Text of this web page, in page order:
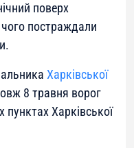
поверх
чого постраждали
Харківської
8 травня ворог
пунктах Харківської